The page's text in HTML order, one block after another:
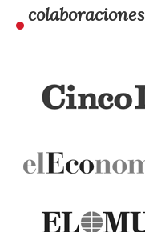
colaboraciones